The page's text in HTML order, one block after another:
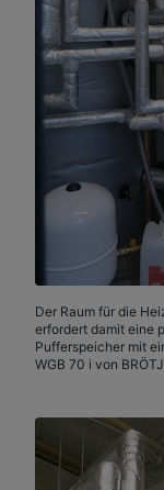
Der Raum für die
erfordert damit eine
Pufferspeicher mit
WGB 70 i von